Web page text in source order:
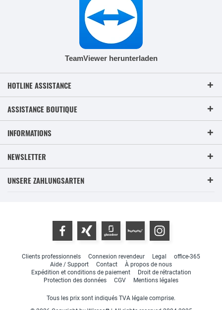
TeamViewer herunterladen
HOTLINE ASSISTANCE
ASSISTANCE BOUTIQUE
INFORMATIONS
NEWSLETTER
UNSERE ZAHLUNGSARTEN
Clients professionnels Connexion revendeur Legal
office-365
Aide / Support
Contact
À propos de nous
Expédition et conditions de paiement
Droit de rétractation
Protection des données
CGV Mentions légales
Tous les prix sont indiqués TVA légale comprise.